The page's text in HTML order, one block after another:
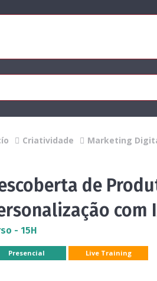
Criatividade Marketing
de
com
- 15H
Presencial Live Training